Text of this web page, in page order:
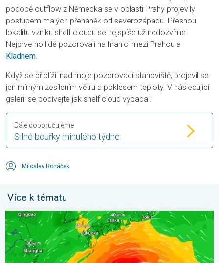
podobě outflow z Německa se v oblasti Prahy projevily
postupem malých přeháněk od severozápadu. Přesnou
lokalitu vzniku shelf cloudu se nejspíše už nedozvíme.
Nejprve ho lidé pozorovali na hranici mezi Prahou a
Kladnem.
Když se přiblížil nad moje pozorovací stanoviště, projevil se
jen mírným zesílením větru a poklesem teploty. V následující
galerii se podívejte jak shelf cloud vypadal.
Silné bouřky minulého týdne
Dále doporučujeme
Miloslav Roháček
Více k tématu
Japonsko se připravuje na tajfun Dolphin. Obavy ze sesuvů